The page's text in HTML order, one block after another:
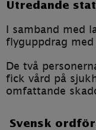
Utredande
I samband med
flyguppdrag
De två
fick vård på
omfattande
Svensk